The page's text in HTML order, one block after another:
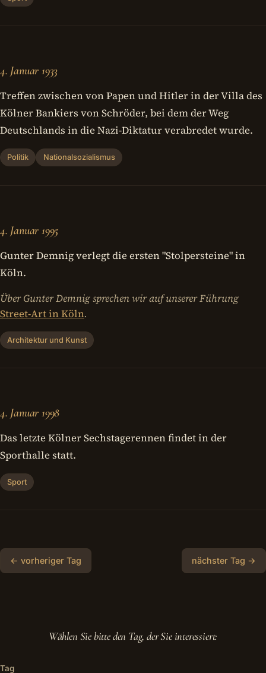
4. Januar 1933
Treffen zwischen von Papen und Hitler in der Villa des
Kölner Bankiers von Schröder, bei dem der Weg
Deutschlands in die Nazi-Diktatur verabredet wurde.
Politik Nationalsozialismus
4. Januar 1995
Gunter Demnig verlegt die ersten "Stolpersteine" in
Köln.
Über Gunter Demnig sprechen wir auf unserer Führung
Street-Art in Köln.
Architektur und Kunst
4. Januar 1998
Das letzte Kölner Sechstagerennen findet in der
Sporthalle statt.
Sport
← vorheriger Tag nächster Tag →
Wählen Sie bitte den Tag, der Sie interessiert:
Tag